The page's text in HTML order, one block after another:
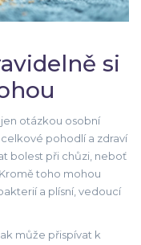
si
otázkou osobní
pohodlí a zdraví
bolest při chůzi, neboť
toho mohou
a plísní, vedoucí
může přispívat k